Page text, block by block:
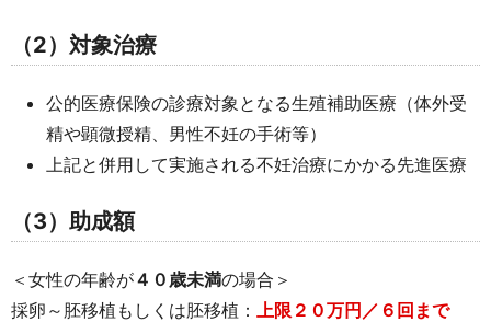
（2）対象治療
公的医療保険の診療対象となる生殖補助医療（体外受
精や顕微授精、男性不妊の手術等）
上記と併用して実施される不妊治療にかかる先進医療
（3）助成額
＜女性の年齢が４０歳未満の場合＞
採卵～胚移植もしくは胚移植：
上限２０万円／６回まで